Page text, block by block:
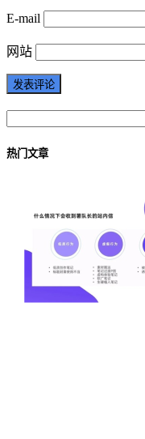
E-mail
网站
热门文章